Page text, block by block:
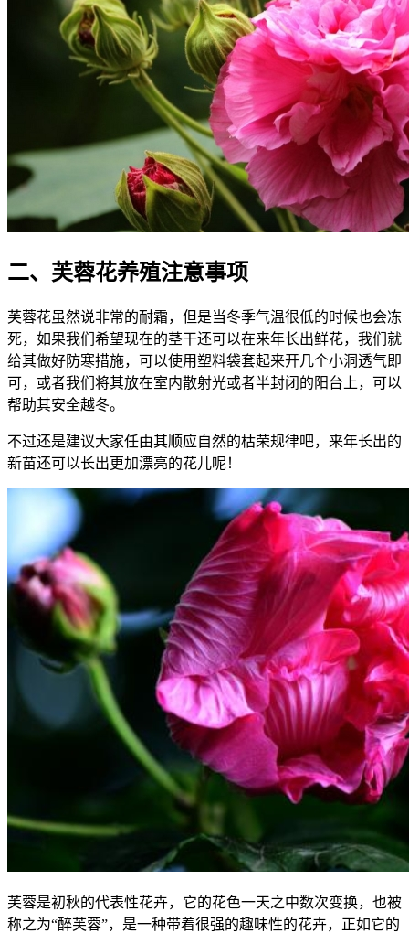
二、芙蓉花养殖注意事项
芙蓉花虽然说非常的耐霜，但是当冬季气温很低的时候也会冻
死，如果我们希望现在的茎干还可以在来年长出鲜花，我们就
给其做好防寒措施，可以使用塑料袋套起来开几个小洞透气即
可，或者我们将其放在室内散射光或者半封闭的阳台上，可以
帮助其安全越冬。
不过还是建议大家任由其顺应自然的枯荣规律吧，来年长出的
新苗还可以长出更加漂亮的花儿呢！
芙蓉是初秋的代表性花卉，它的花色一天之中数次变换，也被
称之为“醉芙蓉”，是一种带着很强的趣味性的花卉，正如它的